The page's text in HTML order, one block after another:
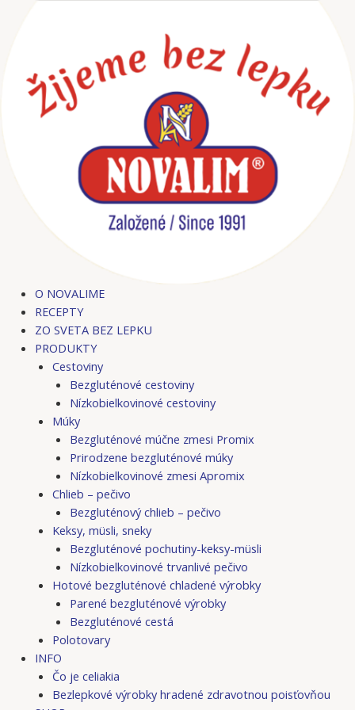
O NOVALIME
RECEPTY
ZO SVETA BEZ LEPKU
PRODUKTY
Cestoviny
Bezgluténové cestoviny
Nízkobielkovinové cestoviny
Múky
Bezgluténové múčne zmesi Promix
Prirodzene bezgluténové múky
Nízkobielkovinové zmesi Apromix
Chlieb – pečivo
Bezgluténový chlieb – pečivo
Keksy, müsli, sneky
Bezgluténové pochutiny-keksy-müsli
Nízkobielkovinové trvanlivé pečivo
Hotové bezgluténové chladené výrobky
Parené bezgluténové výrobky
Bezgluténové cestá
Polotovary
INFO
Čo je celiakia
Bezlepkové výrobky hradené zdravotnou poisťovňou